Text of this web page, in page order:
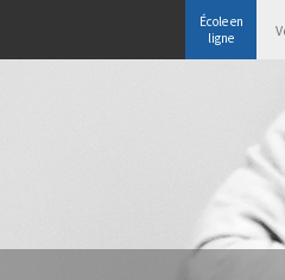
École en
ligne